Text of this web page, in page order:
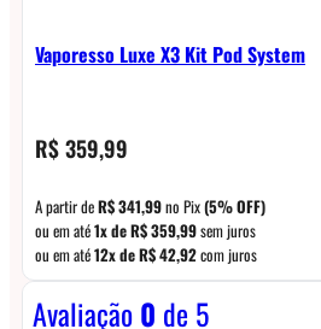
Vaporesso Luxe X3 Kit Pod System
R$359,99
A partir deR$341,99no Pix(5% OFF)
ou em até1x deR$359,99sem juros
ou em até12x deR$42,92com juros
Avaliação0 de 5